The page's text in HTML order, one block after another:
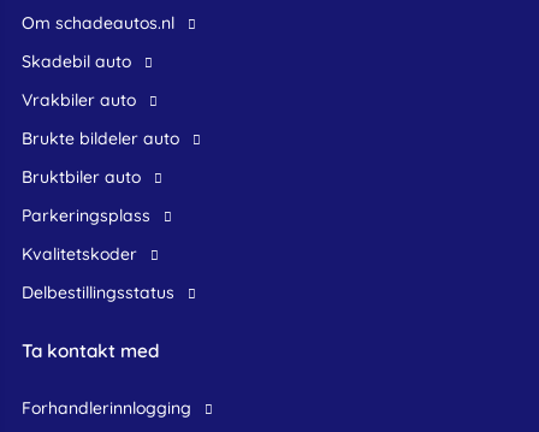
Om schadeautos.nl
skadebil auto
Vrakbiler auto
Brukte bildeler auto
bruktbiler auto
Parkeringsplass
Kvalitetskoder
Delbestillingsstatus
Ta kontakt med
forhandlerinnlogging